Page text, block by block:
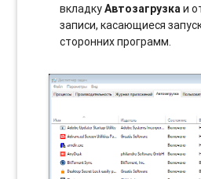
вкладкуАвтозагрузка и
записи, касающиеся
сторонних программ.